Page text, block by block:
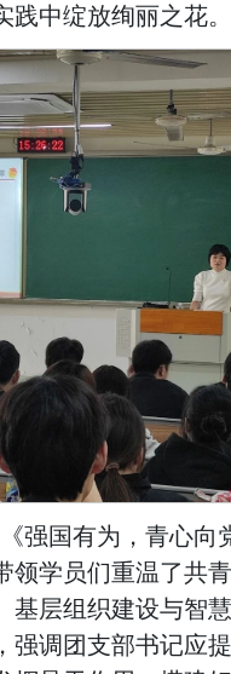
践中绽放绚丽之花。
强国有为，青心
领学员们重温了共
基层组织建设与智
强调团支部书记应